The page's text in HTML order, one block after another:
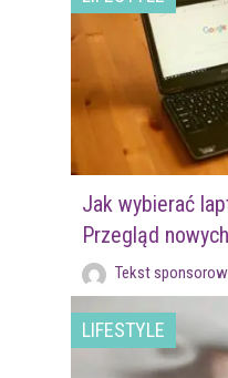
Jak wybierać
Przegląd
Tekst
LIFESTYLE